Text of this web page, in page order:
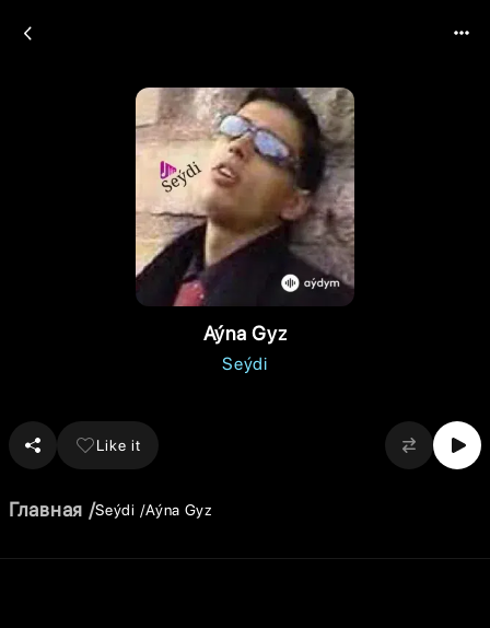
Aýna Gyz
Seýdi
Like it
Главная Seýdi Aýna Gyz